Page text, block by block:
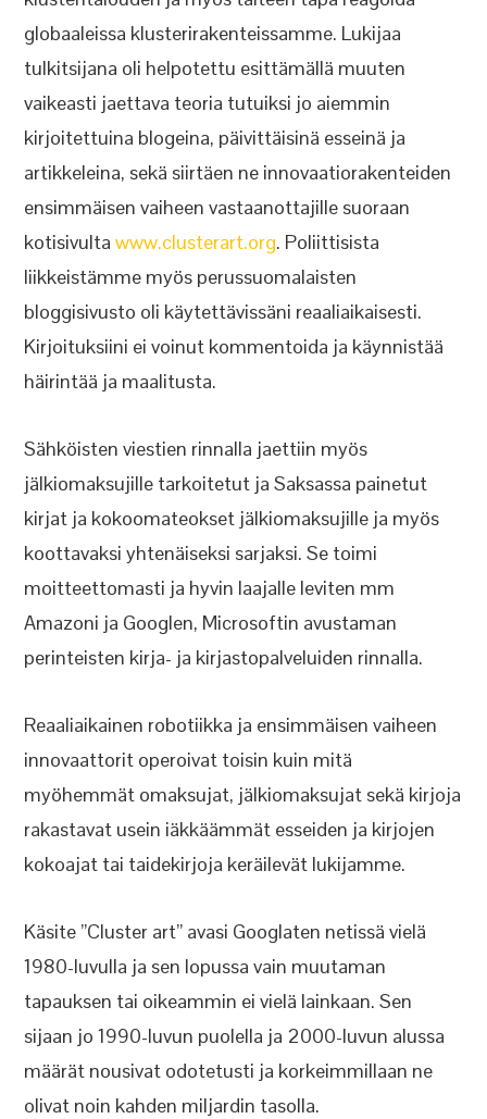
globaaleissa klusterirakenteissamme. Lukijaa
tulkitsijana oli helpotettu esittämällä muuten
vaikeasti jaettava teoria tutuiksi jo aiemmin
kirjoitettuina blogeina, päivittäisinä esseinä ja
artikkeleina, sekä siirtäen ne innovaatiorakenteiden
ensimmäisen vaiheen vastaanottajille suoraan
kotisivultawww.clusterart.org. Poliittisista
liikkeistämme myös perussuomalaisten
bloggisivusto oli käytettävissäni reaaliaikaisesti.
Kirjoituksiini ei voinut kommentoida ja käynnistää
häirintää ja maalitusta.
Sähköisten viestien rinnalla jaettiin myös
jälkiomaksujille tarkoitetut ja Saksassa painetut
kirjat ja kokoomateokset jälkiomaksujille ja myös
koottavaksi yhtenäiseksi sarjaksi. Se toimi
moitteettomasti ja hyvin laajalle leviten mm
Amazoni ja Googlen, Microsoftin avustaman
perinteisten kirja- ja kirjastopalveluiden rinnalla.
Reaaliaikainen robotiikka ja ensimmäisen vaiheen
innovaattorit operoivat toisin kuin mitä
myöhemmät omaksujat, jälkiomaksujat sekä kirjoja
rakastavat usein iäkkäämmät esseiden ja kirjojen
kokoajat tai taidekirjoja keräilevät lukijamme.
Käsite ”Cluster art” avasi Googlaten netissä vielä
1980-luvulla ja sen lopussa vain muutaman
tapauksen tai oikeammin ei vielä lainkaan. Sen
sijaan jo 1990-luvun puolella ja 2000-luvun alussa
määrät nousivat odotetusti ja korkeimmillaan ne
olivat noin kahden miljardin tasolla.